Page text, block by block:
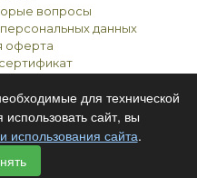
вопросы
данных
оферта
© 2021
для технической
сайт, вы
использования сайта.